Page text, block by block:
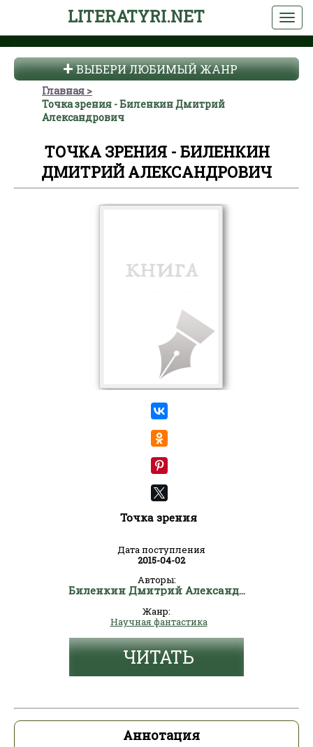
LITERATYRI.NET
ВЫБЕРИ ЛЮБИМЫЙ ЖАНР
Главная
Точка зрения - Биленкин Дмитрий
Александрович
ТОЧКА ЗРЕНИЯ - БИЛЕНКИН
ДМИТРИЙ АЛЕКСАНДРОВИЧ
Точка зрения
Дата поступления
2015-04-02
Авторы:
Биленкин Дмитрий Александрович
Жанр:
Научная фантастика
ЧИТАТЬ
Аннотация